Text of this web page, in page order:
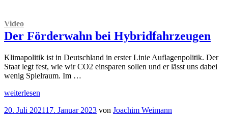
Video
Der Förderwahn bei Hybridfahrzeugen
Klimapolitik ist in Deutschland in erster Linie Auflagenpolitik. Der
Staat legt fest, wie wir CO2 einsparen sollen und er lässt uns dabei
wenig Spielraum. Im …
„Video
Förderwahn
weiterlesen
Veröffentlicht
20. Juli 202117. Januar 2023 von Joachim Weimann